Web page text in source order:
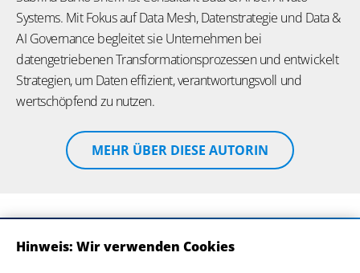
Systems. Mit Fokus auf Data Mesh, Datenstrategie und Data &
AI Governance begleitet sie Unternehmen bei
datengetriebenen Transformationsprozessen und entwickelt
Strategien, um Daten effizient, verantwortungsvoll und
wertschöpfend zu nutzen.
MEHR ÜBER DIESE AUTORIN
Hinweis: Wir verwenden Cookies